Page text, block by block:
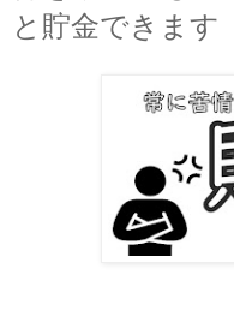
と貯金できます